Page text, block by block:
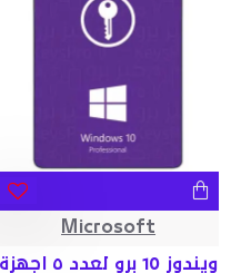
Microsoft
ويندوز 10 برو لعدد ٥ اجهزة